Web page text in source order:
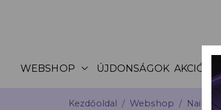
WEBSHOP expand_more ÚJDONSÁGOK AKCIÓK
Kezdőoldal Webshop Nail Art